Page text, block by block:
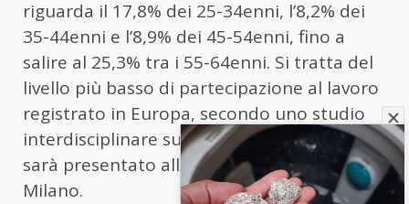
riguarda il 17,8% dei 25-34enni, l’8,2% dei
35-44enni e l’8,9% dei 45-54enni, fino a
salire al 25,3% tra i 55-64enni. Si tratta del
livello più basso di partecipazione al lavoro
registrato in Europa, secondo uno studio
interdisciplinare sugli uomini inattivi che
sarà presentato all’Università Cattolica di
Milano.